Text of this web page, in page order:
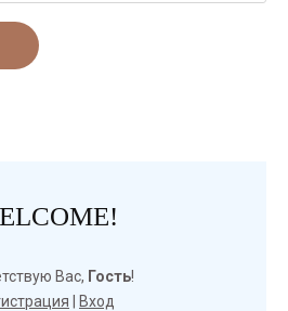
Вас, Гость!
Вход